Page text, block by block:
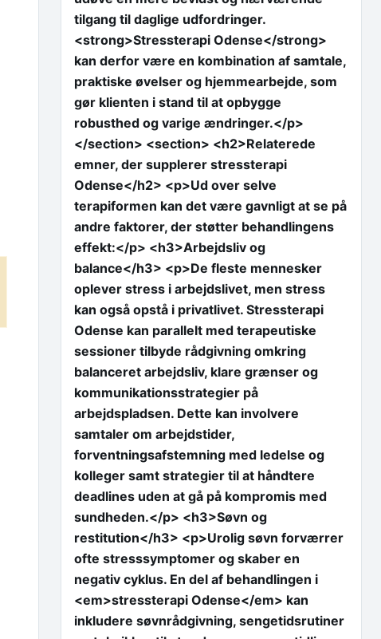
tilgang til daglige udfordringer.
<strong>Stressterapi Odense</strong>
kan derfor være en kombination af samtale,
praktiske øvelser og hjemmearbejde, som
gør klienten i stand til at opbygge
robusthed og varige ændringer.</p>
</section> <section> <h2>Relaterede
emner, der supplerer stressterapi
Odense</h2> <p>Ud over selve
terapiformen kan det være gavnligt at se på
andre faktorer, der støtter behandlingens
effekt:</p> <h3>Arbejdsliv og
balance</h3> <p>De fleste mennesker
oplever stress i arbejdslivet, men stress
kan også opstå i privatlivet. Stressterapi
Odense kan parallelt med terapeutiske
sessioner tilbyde rådgivning omkring
balanceret arbejdsliv, klare grænser og
kommunikationsstrategier på
arbejdspladsen. Dette kan involvere
samtaler om arbejdstider,
forventningsafstemning med ledelse og
kolleger samt strategier til at håndtere
deadlines uden at gå på kompromis med
sundheden.</p> <h3>Søvn og
restitution</h3> <p>Urolig søvn forværrer
ofte stresssymptomer og skaber en
negativ cyklus. En del af behandlingen i
<em>stressterapi Odense</em> kan
inkludere søvnrådgivning, sengetidsrutiner